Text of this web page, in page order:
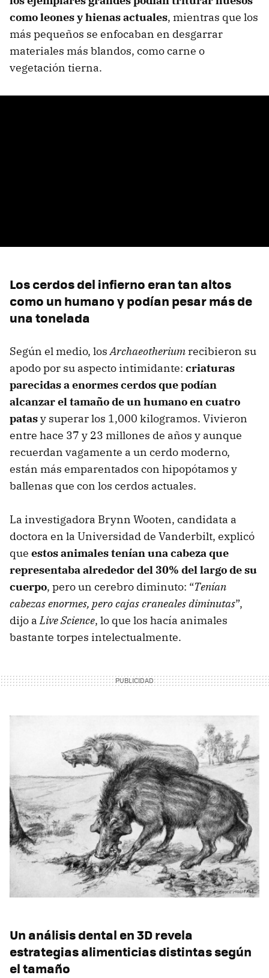
como leones y hienas actuales, mientras que los
más pequeños se enfocaban en desgarrar
materiales más blandos, como carne o
vegetación tierna.
Los cerdos del infierno eran tan altos
como un humano y podían pesar más de
una tonelada
Según el medio, losArchaeotherium recibieron su
apodo por su aspecto intimidante: criaturas
parecidas a enormes cerdos que podían
alcanzar el tamaño de un humano en cuatro
patasy superar los 1,000 kilogramos. Vivieron
entre hace 37 y 23 millones de años y aunque
recuerdan vagamente a un cerdo moderno,
están más emparentados con hipopótamos y
ballenas que con los cerdos actuales.
La investigadora Brynn Wooten, candidata a
doctora en la Universidad de Vanderbilt, explicó
que estos animales tenían una cabeza que
representaba alrededor del 30% del largo de su
cuerpo, pero un cerebro diminuto: “Tenían
cabezas enormes, pero cajas craneales diminutas”,
dijo aLive Science, lo que los hacía animales
bastante torpes intelectualmente.
Un análisis dental en 3D revela
estrategias alimenticias distintas según
el tamaño